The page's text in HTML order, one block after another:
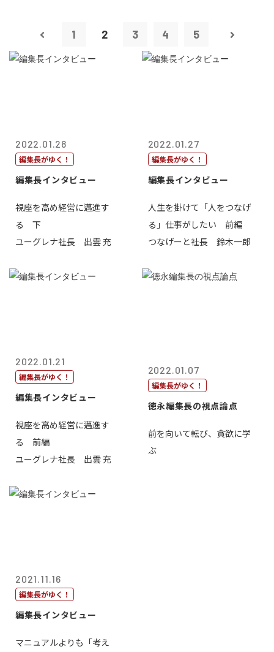
1 2 3 4 5
2022.01.28
編集長がゆく！
編集長インタビュー
視座を高め経営に邁進す
る 下
ユーグレナ社長 出雲 充
2022.01.27
編集長がゆく！
編集長インタビュー
人生を掛けて「人をつなげ
る」仕事がしたい 前編
つなげーと社長 鈴木一郎
2022.01.21
編集長がゆく！
編集長インタビュー
視座を高め経営に邁進す
る 前編
ユーグレナ社長 出雲 充
2022.01.07
編集長がゆく！
徳永編集長の視点論点
前を向いて転び、貪欲に学
ぶ
2021.11.16
編集長がゆく！
編集長インタビュー
マニュアルよりも「考え